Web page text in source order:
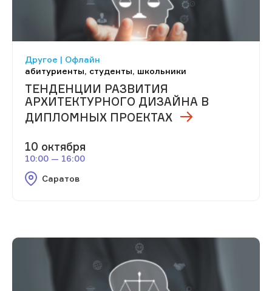
Другое | Офлайн
абитуриенты, студенты, школьники
ТЕНДЕНЦИИ РАЗВИТИЯ
АРХИТЕКТУРНОГО ДИЗАЙНА В
ДИПЛОМНЫХ ПРОЕКТАХ
10 октября
10:00 — 16:00
Саратов